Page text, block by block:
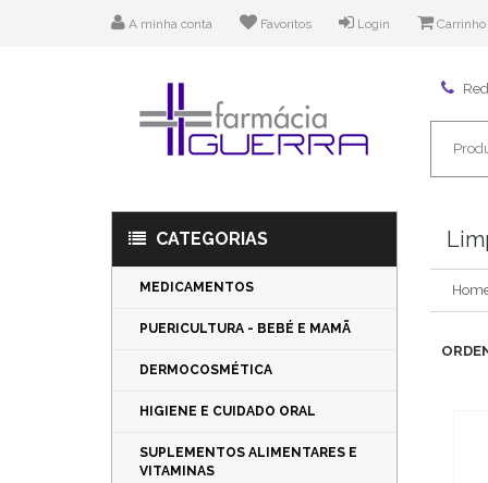
A minha conta Favoritos Login Carrinho
CATEGORIAS
MEDICAMENTOS
PUERICULTURA - BEBÉ E MAMÃ
DERMOCOSMÉTICA
HIGIENE E CUIDADO ORAL
SUPLEMENTOS ALIMENTARES E
VITAMINAS